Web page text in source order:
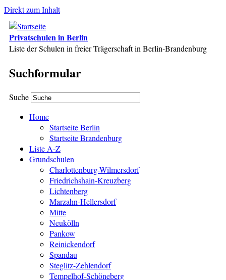
Direkt zum Inhalt
Privatschulen in Berlin
Liste der Schulen in freier Trägerschaft in Berlin-Brandenburg
Suchformular
Suche
Home
Startseite Berlin
Startseite Brandenburg
Liste A-Z
Grundschulen
Charlottenburg-Wilmersdorf
Friedrichshain-Kreuzberg
Lichtenberg
Marzahn-Hellersdorf
Mitte
Neukölln
Pankow
Reinickendorf
Spandau
Steglitz-Zehlendorf
Tempelhof-Schöneberg